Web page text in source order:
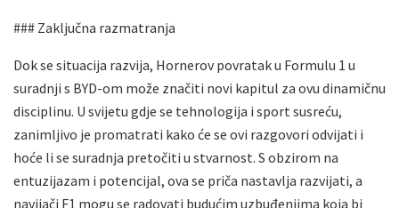
### Zaključna razmatranja
Dok se situacija razvija, Hornerov povratak u Formulu 1 u
suradnji s BYD-om može značiti novi kapitul za ovu dinamičnu
disciplinu. U svijetu gdje se tehnologija i sport susreću,
zanimljivo je promatrati kako će se ovi razgovori odvijati i
hoće li se suradnja pretočiti u stvarnost. S obzirom na
entuzijazam i potencijal, ova se priča nastavlja razvijati, a
navijači F1 mogu se radovati budućim uzbuđenjima koja bi